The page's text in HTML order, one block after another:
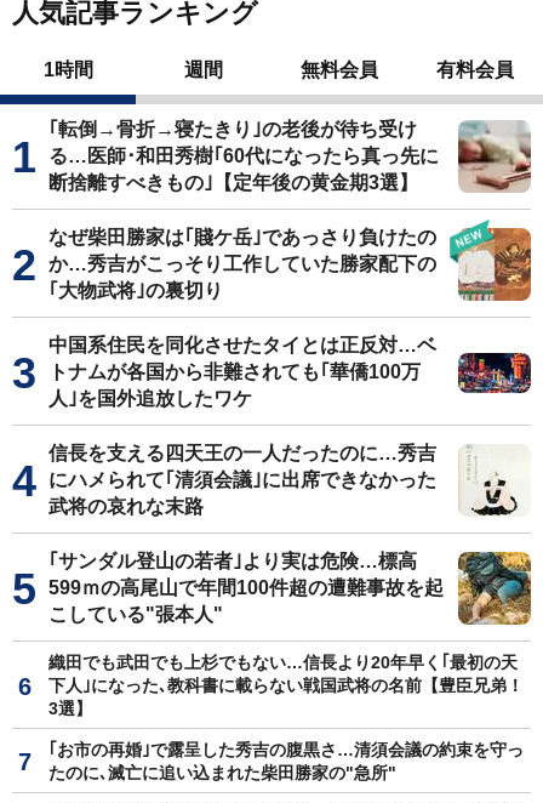
人気記事ランキング
1時間 週間 無料会員 有料会員
｢転倒→骨折→寝たきり｣の老後が待ち受け
る…医師･和田秀樹｢60代になったら真っ先に
断捨離すべきもの｣【定年後の黄金期3選】
なぜ柴田勝家は｢賤ケ岳｣であっさり負けたの
か…秀吉がこっそり工作していた勝家配下の
｢大物武将｣の裏切り
中国系住民を同化させたタイとは正反対…ベ
トナムが各国から非難されても｢華僑100万
人｣を国外追放したワケ
信長を支える四天王の一人だったのに…秀吉
にハメられて｢清須会議｣に出席できなかった
武将の哀れな末路
｢サンダル登山の若者｣より実は危険…標高
599ｍの高尾山で年間100件超の遭難事故を起
こしている"張本人"
織田でも武田でも上杉でもない…信長より20年早く｢最初の天
下人｣になった､教科書に載らない戦国武将の名前【豊臣兄弟！
3選】
｢お市の再婚｣で露呈した秀吉の腹黒さ…清須会議の約束を守っ
たのに､滅亡に追い込まれた柴田勝家の"急所"